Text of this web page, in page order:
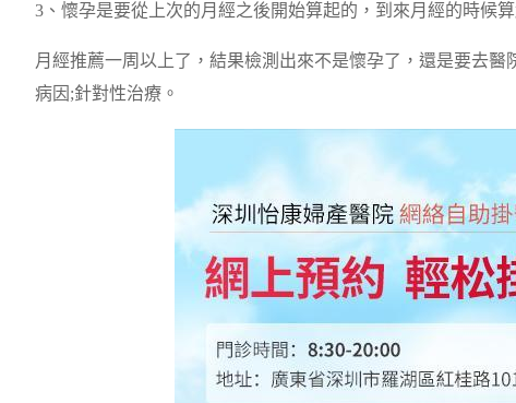
3、懷孕是要從上次的月經之後開始算起的，到來月經的時候
月經推薦一周以上了，結果檢測出來不是懷孕了，還是要去
病因;針對性治療。